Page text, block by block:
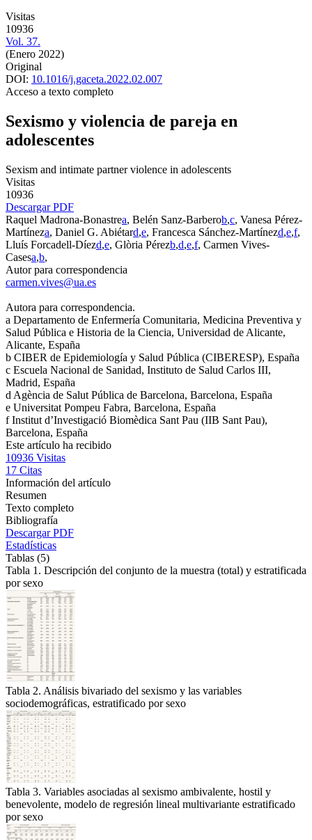
Visitas
10936
Vol. 37.
(Enero 2022)
Original
DOI: 10.1016/j.gaceta.2022.02.007
Acceso a texto completo
Sexismo y violencia de pareja en
adolescentes
Sexism and intimate partner violence in adolescents
Visitas
10936
Descargar PDF
Raquel Madrona-Bonastrea, Belén Sanz-Barberob,c, Vanesa Pérez-
Martíneza, Daniel G. Abiétard,e, Francesca Sánchez-Martínezd,e,f,
Lluís Forcadell-Díezd,e, Glòria Pérezb,d,e,f, Carmen Vives-
Casesa,b,
Autor para correspondencia
carmen.vives@ua.es
Autora para correspondencia.
a Departamento de Enfermería Comunitaria, Medicina Preventiva y
Salud Pública e Historia de la Ciencia, Universidad de Alicante,
Alicante, España
b CIBER de Epidemiología y Salud Pública (CIBERESP), España
c Escuela Nacional de Sanidad, Instituto de Salud Carlos III,
Madrid, España
d Agència de Salut Pública de Barcelona, Barcelona, España
e Universitat Pompeu Fabra, Barcelona, España
fInstitut d’Investigació Biomèdica Sant Pau (IIB Sant Pau),
Barcelona, España
Este artículo ha recibido
10936 Visitas
17 Citas
Información del artículo
Resumen
Texto completo
Bibliografía
Descargar PDF
Estadísticas
Tablas (5)
Tabla 1. Descripción del conjunto de la muestra (total) y estratificada
por sexo
Tabla 2. Análisis bivariado del sexismo y las variables
sociodemográficas, estratificado por sexo
Tabla 3. Variables asociadas al sexismo ambivalente, hostil y
benevolente, modelo de regresión lineal multivariante estratificado
por sexo